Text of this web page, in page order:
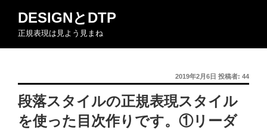
ン
DESIGNとDTP
正規表現は見よう見まね
投
稿
日:
2019年2月6日 投稿者: 44
段落スタイルの正規表現スタイル
を使った目次作りです。①リーダ